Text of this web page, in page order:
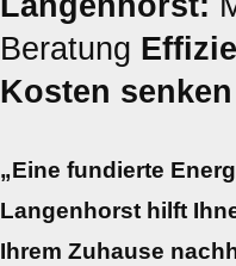
Beratung
Kosten senken
„Eine fundierte
Langenhorst hilft
Ihrem Zuhause